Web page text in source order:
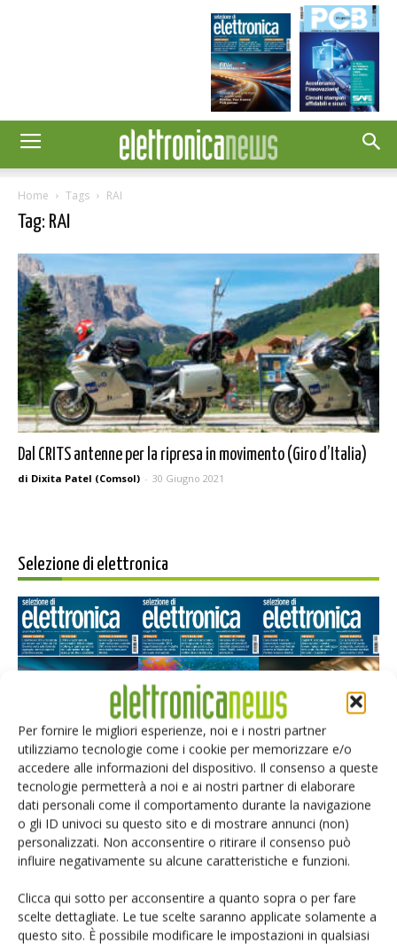
Per fornire le migliori esperienze, noi e i nostri partner
utilizziamo tecnologie come i cookie per memorizzare e/o
accedere alle informazioni del dispositivo. Il consenso a queste
tecnologie permetterà a noi e ai nostri partner di elaborare
dati personali come il comportamento durante la navigazione
o gli ID univoci su questo sito e di mostrare annunci (non)
personalizzati. Non acconsentire o ritirare il consenso può
influire negativamente su alcune caratteristiche e funzioni.
Clicca qui sotto per acconsentire a quanto sopra o per fare
scelte dettagliate. Le tue scelte saranno applicate solamente a
questo sito. È possibile modificare le impostazioni in qualsiasi
Home Tags RAI
Tag: RAI
Dal CRITS antenne per la ripresa in movimento (Giro d’Italia)
di Dixita Patel (Comsol) - 30 Giugno 2021
Selezione di elettronica
Edicola web
PCB Magazine